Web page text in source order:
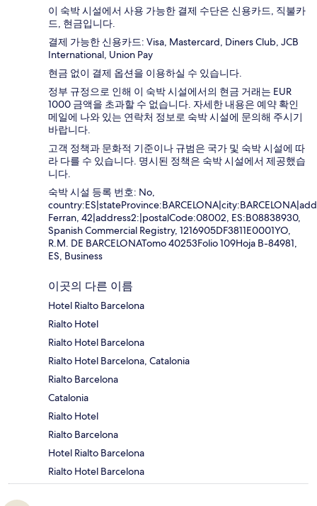
이 숙박 시설에서 사용 가능한 결제 수단은 신용카드, 직불카
드, 현금입니다.
결제 가능한 신용카드: Visa, Mastercard, Diners Club, JCB
International, Union Pay
현금 없이 결제 옵션을 이용하실 수 있습니다.
정부 규정으로 인해 이 숙박 시설에서의 현금 거래는 EUR
1000 금액을 초과할 수 없습니다. 자세한 내용은 예약 확인
메일에 나와 있는 연락처 정보로 숙박 시설에 문의해 주시기
바랍니다.
고객 정책과 문화적 기준이나 규범은 국가 및 숙박 시설에 따
라 다를 수 있습니다. 명시된 정책은 숙박 시설에서 제공했습
니다.
숙박 시설 등록 번호: No,
Ferran, 42|address2:|postalCode:08002, ES:B08838930,
Spanish Commercial Registry, 1216905DF3811E0001YO,
R.M. DE BARCELONATomo 40253Folio 109Hoja B-84981,
ES, Business
이곳의 다른 이름
Hotel Rialto Barcelona
Rialto Hotel
Rialto Hotel Barcelona
Rialto Hotel Barcelona, Catalonia
Rialto Barcelona
Catalonia
Rialto Hotel
Rialto Barcelona
Hotel Rialto Barcelona
Rialto Hotel Barcelona